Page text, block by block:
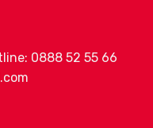
0888 52 55 66